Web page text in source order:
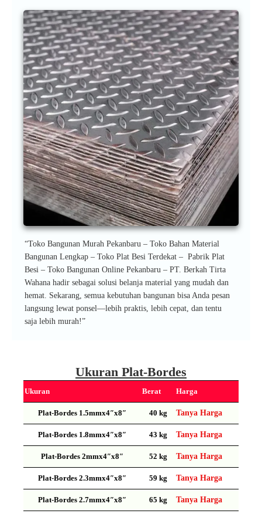
“Toko Bangunan Murah Pekanbaru – Toko Bahan Material
Bangunan Lengkap – Toko Plat Besi Terdekat – Pabrik Plat
Besi – Toko Bangunan Online Pekanbaru – PT. Berkah Tirta
Wahana hadir sebagai solusi belanja material yang mudah dan
hemat. Sekarang, semua kebutuhan bangunan bisa Anda pesan
langsung lewat ponsel—lebih praktis, lebih cepat, dan tentu
saja lebih murah!”
Ukuran Plat-Bordes
Ukuran Berat Harga
Plat-Bordes 1.5mmx4″x8″ 40 kg Tanya Harga
Plat-Bordes 1.8mmx4″x8″ 43 kg Tanya Harga
Plat-Bordes 2mmx4″x8″ 52 kg Tanya Harga
Plat-Bordes 2.3mmx4″x8″ 59 kg Tanya Harga
Plat-Bordes 2.7mmx4″x8″ 65 kg Tanya Harga